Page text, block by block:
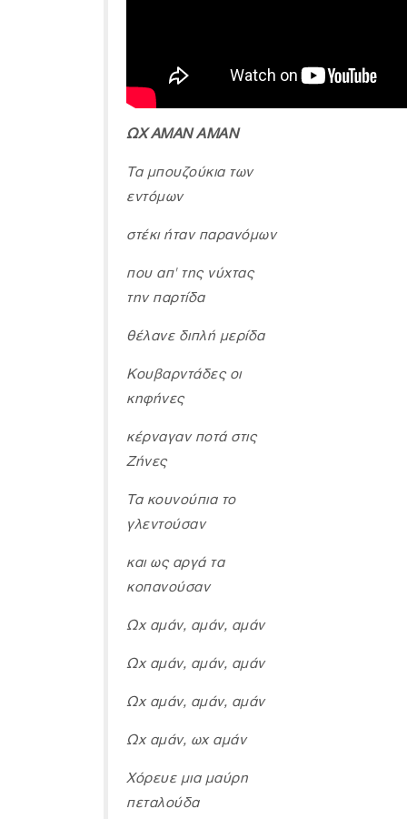
ΩΧ ΑΜΑΝ ΑΜΑΝ
Τα μπουζούκια των
εντόμων
στέκι ήταν παρανόμων
που απ' της νύχτας
την παρτίδα
θέλανε διπλή μερίδα
Κουβαρντάδες οι
κηφήνες
κέρναγαν ποτά στις
Ζήνες
Τα κουνούπια το
γλεντούσαν
και ως αργά τα
κοπανούσαν
Ωχ αμάν, αμάν, αμάν
Ωχ αμάν, αμάν, αμάν
Ωχ αμάν, αμάν, αμάν
Ωχ αμάν, ωχ αμάν
Χόρευε μια μαύρη
πεταλούδα